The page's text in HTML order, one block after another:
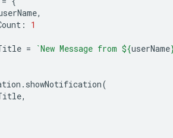
,
:
1
= `New Message from ${userName
. showNotification(
,